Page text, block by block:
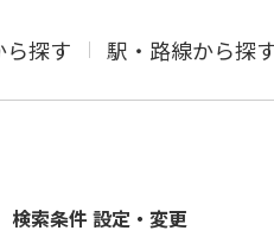
ら探す 駅・路線から探
検索条件 設定・変更